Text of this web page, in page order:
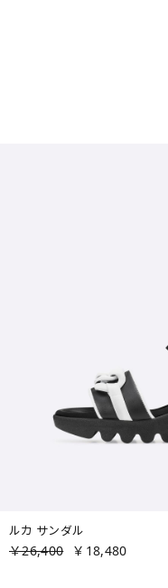
ルカ サンダル
￥26,400 ￥18,480